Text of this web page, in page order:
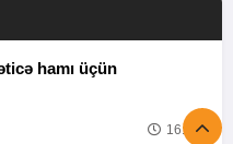
hamı üçün
16:26